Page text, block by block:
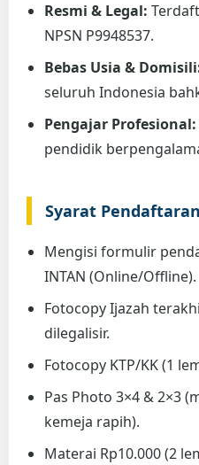
Resmi & Legal:
NPSN P9948537.
Bebas Usia &
seluruh Indonesia
Pengajar Profesional:
pendidik
Syarat
Mengisi formulir
INTAN (Online/Offline).
Fotocopy Ijazah
dilegalisir.
Fotocopy KTP/KK (1
Pas Photo 3×4 & 2×3
kemeja rapih).
Materai Rp10.000 (2